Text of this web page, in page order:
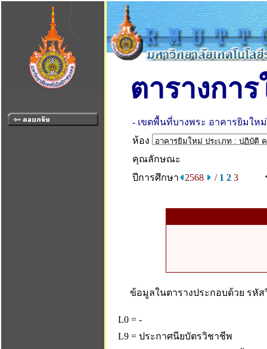
ตารางกา
- เขตพื้นที่บางพระ อาคารยิมใหม่
ห้อง
คุณลักษณะ
ปีการศึกษา
2568 / 1 2 3
ข้อมูลในตารางประกอบด้วย รหั
L0 = -
L9 = ประกาศนียบัตรวิชาชีพ